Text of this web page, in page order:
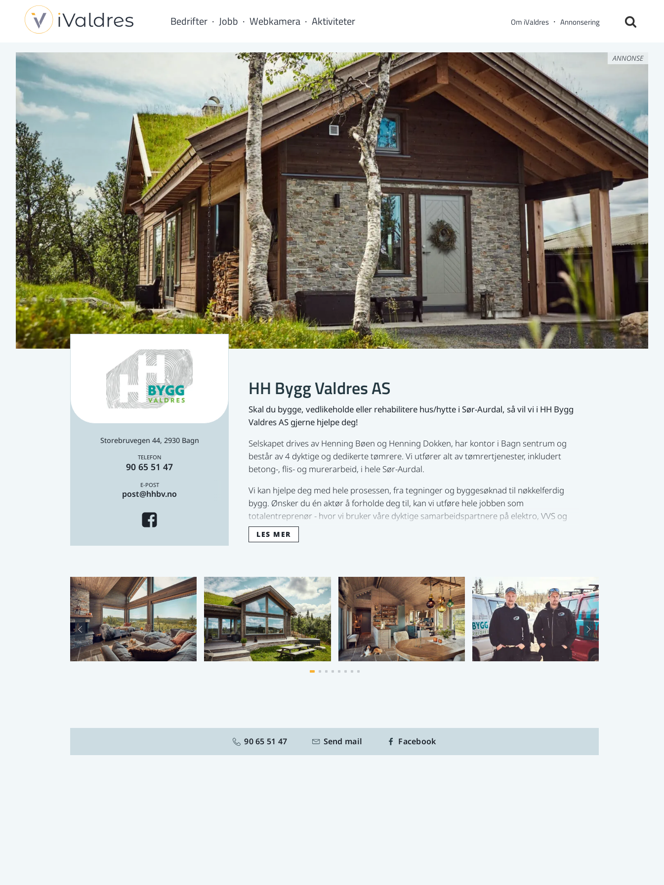
Bedrifter Jobb Webkamera Aktiviteter Om iValdres Annonsering
ANNONSE
Storebruvegen 44, 2930 Bagn
90 65 51 47
post@hhbv.no
HH Bygg Valdres AS
Skal du bygge, vedlikeholde eller rehabilitere hus/hytte i Sør-Aurdal, så vil vi i HH Bygg
Valdres AS gjerne hjelpe deg!
Selskapet drives av Henning Bøen og Henning Dokken, har kontor i Bagn sentrum og
består av 4 dyktige og dedikerte tømrere. Vi utfører alt av tømrertjenester, inkludert
betong-, flis- og murerarbeid, i hele Sør-Aurdal.
Vi kan hjelpe deg med hele prosessen, fra tegninger og byggesøknad til nøkkelferdig
bygg. Ønsker du én aktør å forholde deg til, kan vi utføre hele jobben som
totalentreprenør - hvor vi bruker våre dyktige samarbeidspartnere på elektro, VVS og
grunnarbeid.
Ta gjerne kontakt for en uforpliktende prat!
LES MER
90 65 51 47 Send mail Facebook